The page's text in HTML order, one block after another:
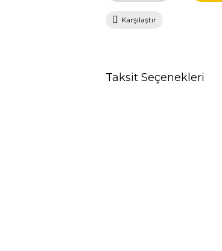
Karşılaştır
Taksit Seçenekleri